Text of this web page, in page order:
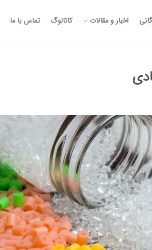
اخبار و مقالات کاتالوگ تماس با ما